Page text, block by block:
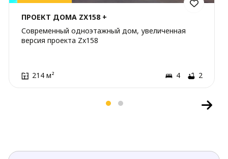
ПРОЕКТ ДОМА ZX158 +
Современный одноэтажный дом, увеличенная
версия проекта Zx158
214 м² 4 2